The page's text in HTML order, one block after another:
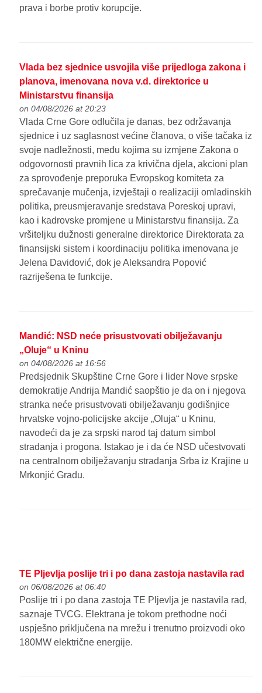
prava i borbe protiv korupcije.
Vlada bez sjednice usvojila više prijedloga zakona i
planova, imenovana nova v.d. direktorice u
Ministarstvu finansija
on 04/08/2026 at 20:23
Vlada Crne Gore odlučila je danas, bez održavanja
sjednice i uz saglasnost većine članova, o više tačaka iz
svoje nadležnosti, među kojima su izmjene Zakona o
odgovornosti pravnih lica za krivična djela, akcioni plan
za sprovođenje preporuka Evropskog komiteta za
sprečavanje mučenja, izvještaji o realizaciji omladinskih
politika, preusmjeravanje sredstava Poreskoj upravi,
kao i kadrovske promjene u Ministarstvu finansija. Za
vršiteljku dužnosti generalne direktorice Direktorata za
finansijski sistem i koordinaciju politika imenovana je
Jelena Davidović, dok je Aleksandra Popović
razriješena te funkcije.
Mandić: NSD neće prisustvovati obilježavanju
„Oluje“ u Kninu
on 04/08/2026 at 16:56
Predsjednik Skupštine Crne Gore i lider Nove srpske
demokratije Andrija Mandić saopštio je da on i njegova
stranka neće prisustvovati obilježavanju godišnjice
hrvatske vojno-policijske akcije „Oluja“ u Kninu,
navodeći da je za srpski narod taj datum simbol
stradanja i progona. Istakao je i da će NSD učestvovati
na centralnom obilježavanju stradanja Srba iz Krajine u
Mrkonjić Gradu.
TE Pljevlja poslije tri i po dana zastoja nastavila rad
on 06/08/2026 at 06:40
Poslije tri i po dana zastoja TE Pljevlja je nastavila rad,
saznaje TVCG. Elektrana je tokom prethodne noći
uspješno priključena na mrežu i trenutno proizvodi oko
180MW električne energije.